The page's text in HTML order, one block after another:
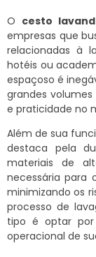
O cesto
empresas que
relacionadas à
hotéis ou
espaçoso é
grandes
e praticidade no
Além de sua
destaca pela
materiais de
necessária para
minimizando os
processo de
tipo é optar
operacional de